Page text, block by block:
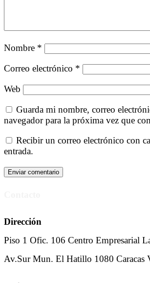
Nombre *
Correo electrónico *
Web
Guarda mi nombre, correo
navegador para la próxima vez que
Recibir un correo electrónico con
entrada.
Dirección
Piso 1 Ofic. 106 Centro Empresarial
Av.Sur Mun. El Hatillo 1080 Caracas